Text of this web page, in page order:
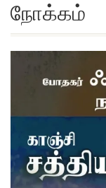
நோக்கம்